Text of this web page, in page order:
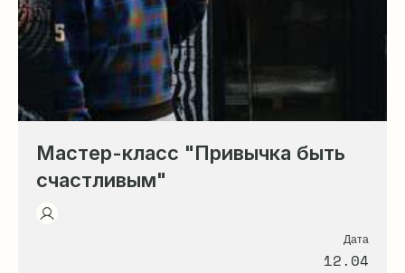
Мастер-класс "Привычка быть
счастливым"
Дата
12.04